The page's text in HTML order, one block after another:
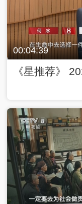
00:04:39
《星推荐》